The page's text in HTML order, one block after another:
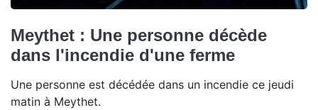
Meythet : Une personne décède
dans l'incendie d'une ferme
Une personne est décédée dans un incendie ce jeudi
matin à Meythet.